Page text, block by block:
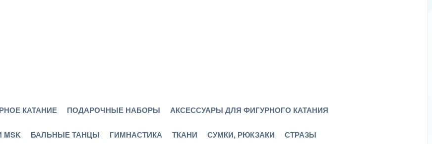
КАТАНИЕ ПОДАРОЧНЫЕ НАБОРЫ АКСЕССУАРЫ ДЛЯ ФИГУРНОГО КАТАНИЯ
БАЛЬНЫЕ ТАНЦЫ ГИМНАСТИКА ТКАНИ СУМКИ, РЮКЗАКИ СТРАЗЫ